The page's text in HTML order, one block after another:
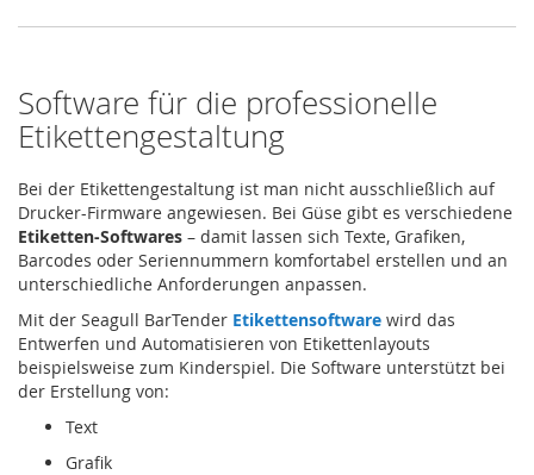
Software für die professionelle
Etikettengestaltung
Bei der Etikettengestaltung ist man nicht ausschließlich auf
Drucker-Firmware angewiesen. Bei Güse gibt es verschiedene
Etiketten-Softwares – damit lassen sich Texte, Grafiken,
Barcodes oder Seriennummern komfortabel erstellen und an
unterschiedliche Anforderungen anpassen.
Mit der Seagull BarTender Etikettensoftware wird das
Entwerfen und Automatisieren von Etikettenlayouts
beispielsweise zum Kinderspiel. Die Software unterstützt bei
der Erstellung von:
Text
Grafik